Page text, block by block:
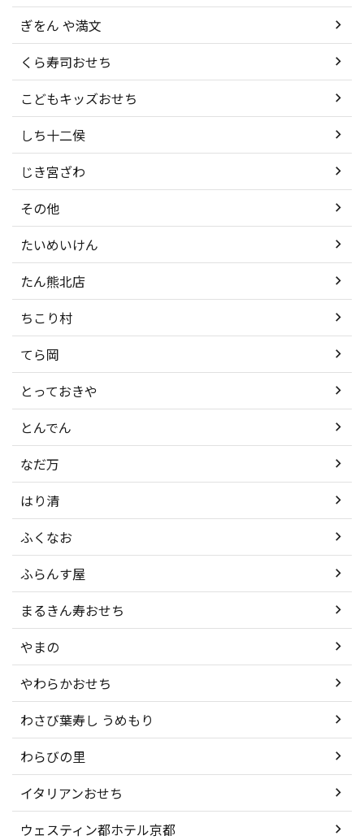
ぎをん や満文
くら寿司おせち
こどもキッズおせち
しち十二侯
じき宮ざわ
その他
たいめいけん
たん熊北店
ちこり村
てら岡
とっておきや
とんでん
なだ万
はり清
ふくなお
ふらんす屋
まるきん寿おせち
やまの
やわらかおせち
わさび葉寿し うめもり
わらびの里
イタリアンおせち
ウェスティン都ホテル京都